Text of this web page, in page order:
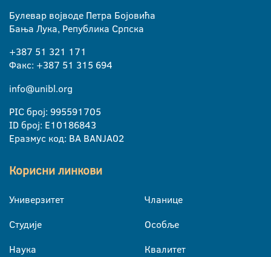
Булевар војводе Петра Бојовића
Бања Лука, Република Српска
+387 51 321 171
Факс: +387 51 315 694
info@unibl.org
PIC број: 995591705
ID број: E10186843
Еразмус код: BA BANJA02
Корисни линкови
Универзитет
Студије
Наука
Чланице
Особље
Квалитет